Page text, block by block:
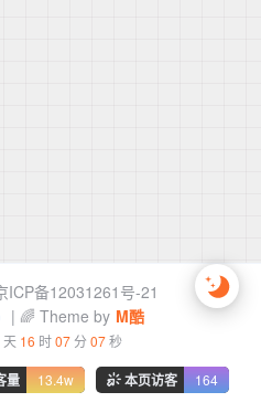
ICP备12031261号-21
| 🌈 Theme by M酷
天 16 时07分 08秒
量 13.4w 本页访客 164